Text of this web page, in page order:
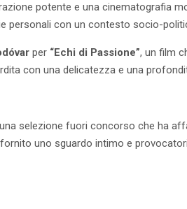
potente e una cinematografia
personali con un contesto socio-
per “Echi di Passione”, un film
con una delicatezza e una
selezione fuori concorso che ha
uno sguardo intimo e